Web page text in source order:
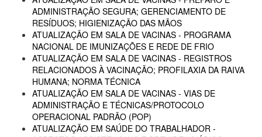
ADMINISTRAÇÃO SEGURA; GERENCIAMENTO DE
RESÍDUOS; HIGIENIZAÇÃO DAS MÃOS
ATUALIZAÇÃO EM SALA DE VACINAS - PROGRAMA
NACIONAL DE IMUNIZAÇÕES E REDE DE FRIO
ATUALIZAÇÃO EM SALA DE VACINAS - REGISTROS
RELACIONADOS À VACINAÇÃO; PROFILAXIA DA RAIVA
HUMANA; NORMA TÉCNICA
ATUALIZAÇÃO EM SALA DE VACINAS - VIAS DE
ADMINISTRAÇÃO E TÉCNICAS/PROTOCOLO
OPERACIONAL PADRÃO (POP)
ATUALIZAÇÃO EM SAÚDE DO TRABALHADOR -